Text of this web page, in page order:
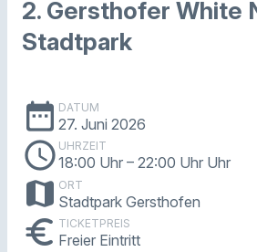
2. Gersthofer White
Stadtpark
date_range DATUM
27. Juni 2026
schedule UHRZEIT
18:00 Uhr – 22:00 Uhr Uhr
map ORT
Stadtpark Gersthofen
euro TICKETPREIS
Freier Eintritt